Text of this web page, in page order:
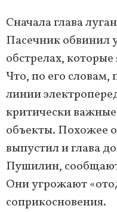
Сначала глава
Пасечник обвинил
обстрелах,
Что, по его
линии
критически
объекты. Похожее
выпустил и глава
Пушилин,
Они угрожают
соприкосновения.